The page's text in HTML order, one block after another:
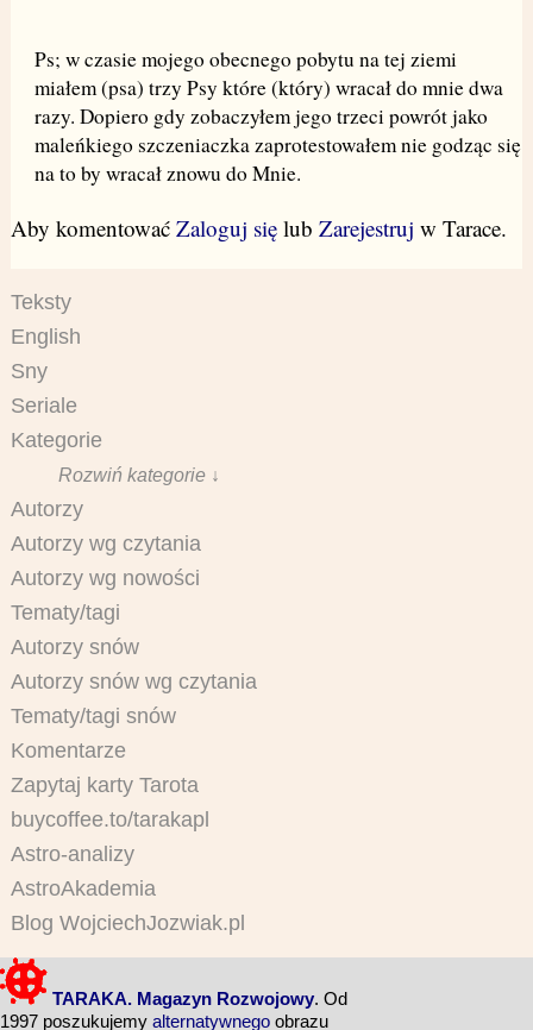
Ps; w czasie mojego obecnego pobytu na tej ziemi
miałem (psa) trzy Psy które (który) wracał do mnie dwa
razy. Dopiero gdy zobaczyłem jego trzeci powrót jako
maleńkiego szczeniaczka zaprotestowałem nie godząc się
na to by wracał znowu do Mnie.
Aby komentować Zaloguj sięlub Zarejestruj w Tarace.
Teksty
English
Sny
Seriale
Kategorie
Rozwiń kategorie ↓
Autorzy
Autorzy wg czytania
Autorzy wg nowości
Tematy/tagi
Autorzy snów
Autorzy snów wg czytania
Tematy/tagi snów
Komentarze
Zapytaj karty Tarota
buycoffee.to/tarakapl
Astro-analizy
AstroAkademia
Blog WojciechJozwiak.pl
TARAKA. Magazyn Rozwojowy. Od
1997 poszukujemy alternatywnego obrazu